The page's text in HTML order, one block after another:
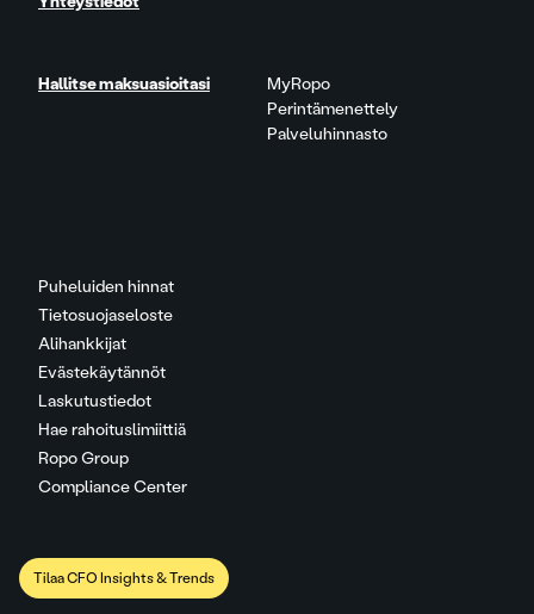
Puheluiden hinnat
Tietosuojaseloste
Alihankkijat
Evästekäytännöt
Laskutustiedot
Hae rahoituslimiittiä
Ropo Group
Compliance Center
Hallitse maksuasioitasi
MyRopo
Perintämenettely
Palveluhinnasto
Tilaa CFO Insights & Trends